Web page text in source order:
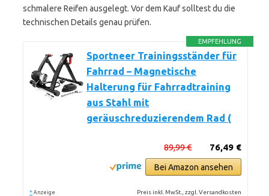
schmalere Reifen ausgelegt. Vor dem Kauf solltest du die
technischen Details genau prüfen.
EMPFEHLUNG
Sportneer Trainingsständer für
Fahrrad – Magnetische
Halterung für Fahrradtraining
aus Stahl mit
geräuschreduzierendem Rad (
76,49 €
89,99 €
Bei Amazon ansehen
* Anzeige Preis inkl. MwSt., zzgl. Versandkosten